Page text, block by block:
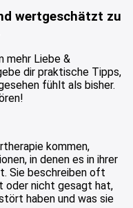
wertgeschätzt zu
mehr Liebe &
dir praktische Tipps,
fühlt als bisher.
kommen,
in denen es in ihrer
Sie beschreiben oft
oder nicht gesagt hat,
haben und was sie